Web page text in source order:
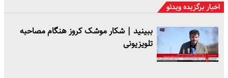
اخبار برگزیده ویدئو
ببینید | شکار موشک کروز هنگام مصاحبه
تلویزیونی